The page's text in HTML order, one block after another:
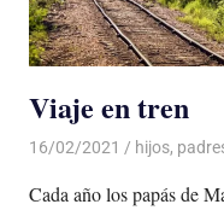
Viaje en tren
16/02/2021 De todo un
hijos,
Cada año los papás de